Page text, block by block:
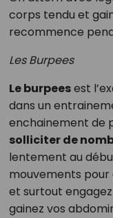
corps tendu et
recommence
Les Burpees
Le burpeesest
dans un
enchainement de
solliciter de
lentement au
mouvements pour
et surtout
gainez vos